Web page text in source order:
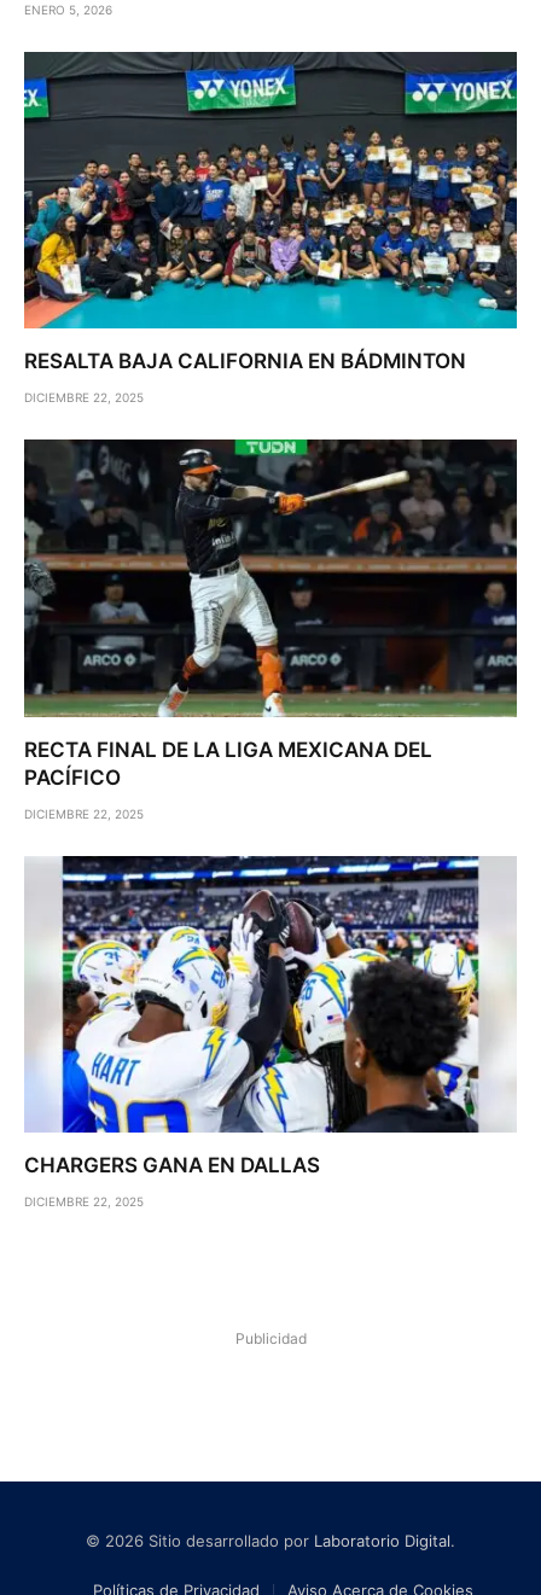
ENERO 5, 2026
RESALTA BAJA CALIFORNIA EN BÁDMINTON
DICIEMBRE 22, 2025
RECTA FINAL DE LA LIGA MEXICANA DEL
PACÍFICO
DICIEMBRE 22, 2025
CHARGERS GANA EN DALLAS
DICIEMBRE 22, 2025
Publicidad
© 2026 Sitio desarrollado por Laboratorio Digital.
Políticas de Privacidad Aviso Acerca de Cookies